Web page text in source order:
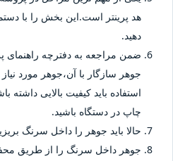
هد پرینتر است.این بخش را با
دهید.
ضمن مراجعه به دفترچه راهنمای
جوهر سازگار با آن،جوهر مورد
استفاده باید کیفیت بالایی داشته
چاپ در دستگاه باشید.
حالا باید جوهر را داخل سرنگ
جوهر داخل سرنگ را از طریق